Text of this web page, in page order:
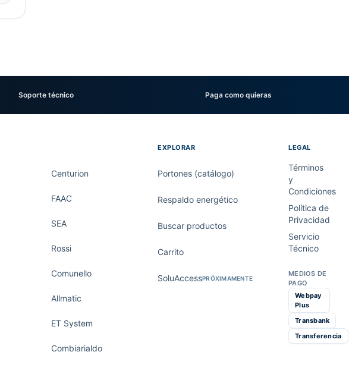
Soporte técnico Paga como quieras
Centurion
FAAC
SEA
Rossi
Comunello
Allmatic
ET System
Combiarialdo
EXPLORAR
Portones (catálogo)
Respaldo energético
Buscar productos
Carrito
SoluAccessPRÓXIMAMENTE
LEGAL
Términos
y
Condiciones
Política de
Privacidad
Servicio
Técnico
MEDIOS DE
PAGO
Webpay
Plus
Transbank
Transferencia